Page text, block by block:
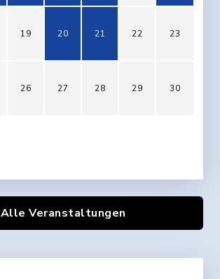
19 20 21 22 23
26 27 28 29 30
Alle Veranstaltungen